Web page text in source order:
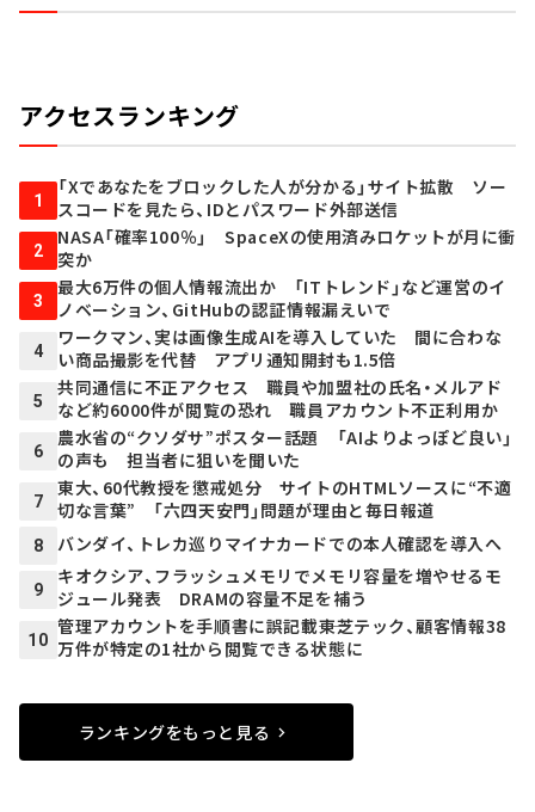
アクセスランキング
1
「Xであなたをブロックした人が分かる」サイト拡散 ソー
スコードを見たら、IDとパスワード外部送信
2
NASA「確率100％」 SpaceXの使用済みロケットが月に衝
突か
3
最大6万件の個人情報流出か 「ITトレンド」など運営のイ
ノベーション、GitHubの認証情報漏えいで
4
ワークマン、実は画像生成AIを導入していた 間に合わな
い商品撮影を代替 アプリ通知開封も1.5倍
5
共同通信に不正アクセス 職員や加盟社の氏名・メルアド
など約6000件が閲覧の恐れ 職員アカウント不正利用か
6
農水省の“クソダサ”ポスター話題 「AIよりよっぽど良い」
の声も 担当者に狙いを聞いた
7
東大、60代教授を懲戒処分 サイトのHTMLソースに“不適
切な言葉” 「六四天安門」問題が理由と毎日報道
8 バンダイ、トレカ巡りマイナカードでの本人確認を導入へ
9
キオクシア、フラッシュメモリでメモリ容量を増やせるモ
ジュール発表 DRAMの容量不足を補う
10
管理アカウントを手順書に誤記載――東芝テック、顧客情報38
万件が特定の1社から閲覧できる状態に
ランキングをもっと見る